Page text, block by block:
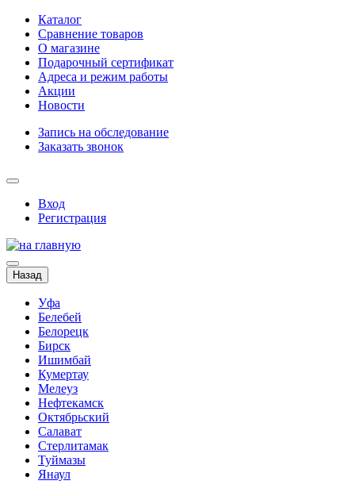
Каталог
Сравнение товаров
О магазине
Подарочный сертификат
Адреса и режим работы
Акции
Новости
Запись на обследование
Заказать звонок
Вход
Регистрация
Назад
Уфа
Белебей
Белорецк
Бирск
Ишимбай
Кумертау
Мелеуз
Нефтекамск
Октябрьский
Салават
Стерлитамак
Туймазы
Янаул